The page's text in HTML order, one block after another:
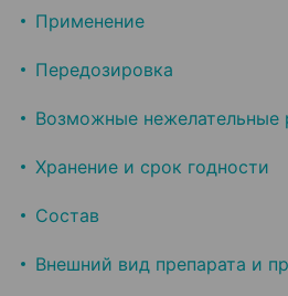
Применение
Передозировка
Возможные нежелательные
Хранение и срок годности
Состав
Внешний вид препарата и